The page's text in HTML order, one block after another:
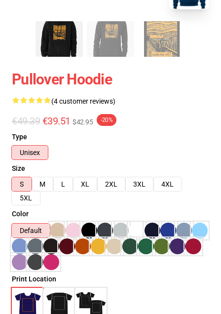
Pullover Hoodie
(4 customer reviews)
€49.39 €39.51 $42.95 -20%
Type
Unisex
Size
S
M L XL 2XL 3XL
4XL
5XL
Color
Default
Print Location